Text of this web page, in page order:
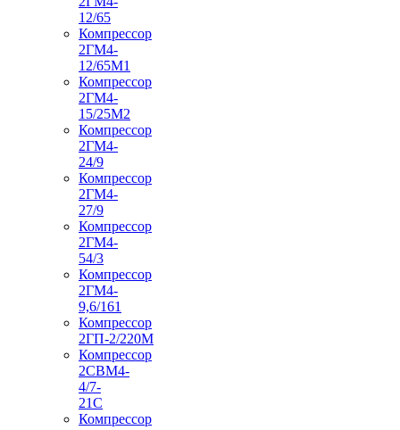
12/65
Компрессор
2ГМ4-
12/65М1
Компрессор
2ГМ4-
15/25М2
Компрессор
2ГМ4-
24/9
Компрессор
2ГМ4-
27/9
Компрессор
2ГМ4-
54/3
Компрессор
2ГМ4-
9,6/161
Компрессор
2ГП-2/220М
Компрессор
2СВМ4-
4/7-
21С
Компрессор